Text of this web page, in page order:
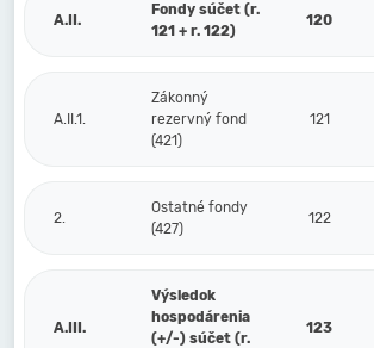
A.II.
Fondy súčet (r.
121 + r. 122)
120
A.II.1.
Zákonný
rezervný fond
(421)
121
2.
Ostatné fondy
(427)
122
A.III.
Výsledok
hospodárenia
(+/-) súčet (r.
123